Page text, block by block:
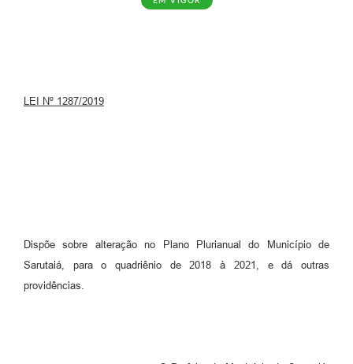
LEI Nº 1287/2019
Dispõe sobre alteração no Plano Plurianual do Município de
Sarutaiá, para o quadriênio de 2018 à 2021, e dá outras
providências.